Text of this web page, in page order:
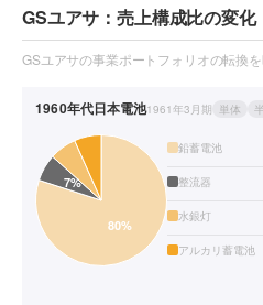
GSユアサ：売上構成比の変化
GSユアサの事業ポートフォリオの転換
1960年代日本電池1961年3月期 単体
鉛蓄電池
整流器
水銀灯
アルカリ蓄電池